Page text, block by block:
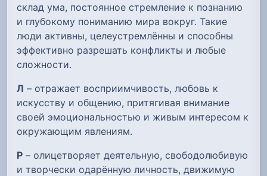
склад ума, постоянное стремление к познанию
и глубокому пониманию мира вокруг. Такие
люди активны, целеустремлённы и способны
эффективно разрешать конфликты и любые
сложности.
Л – отражает восприимчивость, любовь к
искусству и общению, притягивая внимание
своей эмоциональностью и живым интересом к
окружающим явлениям.
Р – олицетворяет деятельную, свободолюбивую
и творчески одарённую личность, движимую